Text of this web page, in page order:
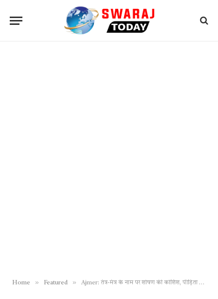
Home » Featured » Ajmer: तंत्र-मंत्र के नाम पर शोषण की कोशिश, पीड़िता ने तांत्रिक समेत पति और जेठ पर लगाए गंभीर आरोप